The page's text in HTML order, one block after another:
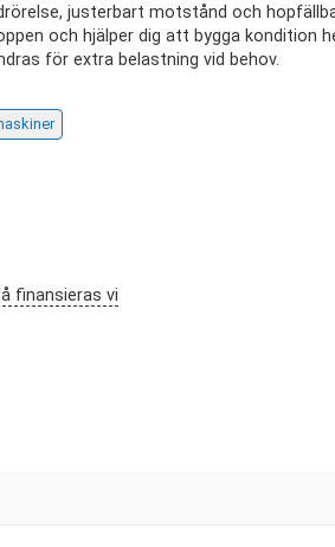
justerbart motstånd och
och hjälper dig att bygga kondition
för extra belastning vid behov.
finansieras vi